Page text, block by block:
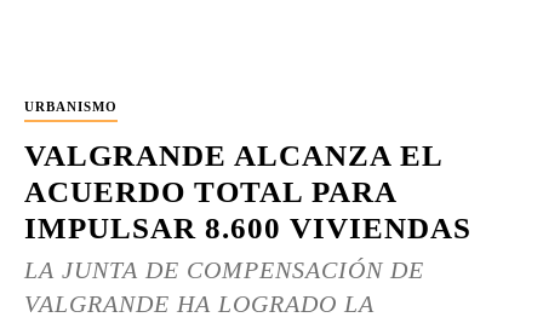
URBANISMO
VALGRANDE ALCANZA EL
ACUERDO TOTAL PARA
IMPULSAR 8.600 VIVIENDAS
LA JUNTA DE COMPENSACIÓN DE
VALGRANDE HA LOGRADO LA